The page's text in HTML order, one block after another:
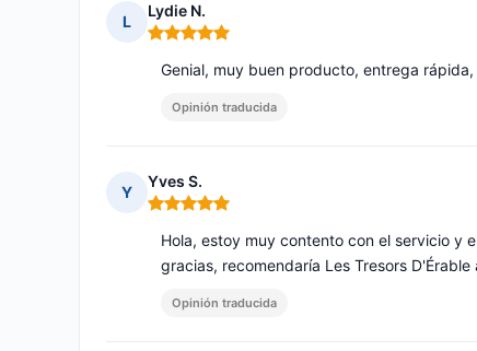
L
Lydie N.
Nota: 5 de 5
Genial, muy buen producto, entrega
Opinión traducida
Y
Yves S.
Nota: 5 de 5
Hola, estoy muy contento con el servicio y
gracias, recomendaría Les Tresors D'Érable
Opinión traducida